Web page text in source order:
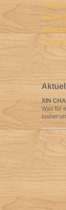
OMAN
NEPAL
PERU
XIN
Was für
bisher